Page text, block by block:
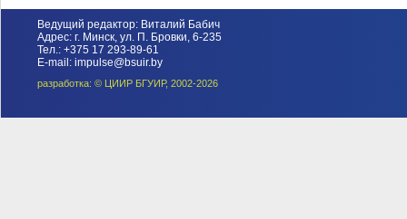
Ведущий редактор: Виталий Бабич
Адрес: г. Минск, ул. П. Бровки, 6-235
Тел.: +375 17 293-89-61
E-mail: impulse@bsuir.by
разработка: © ЦИИР БГУИР, 2002-2026